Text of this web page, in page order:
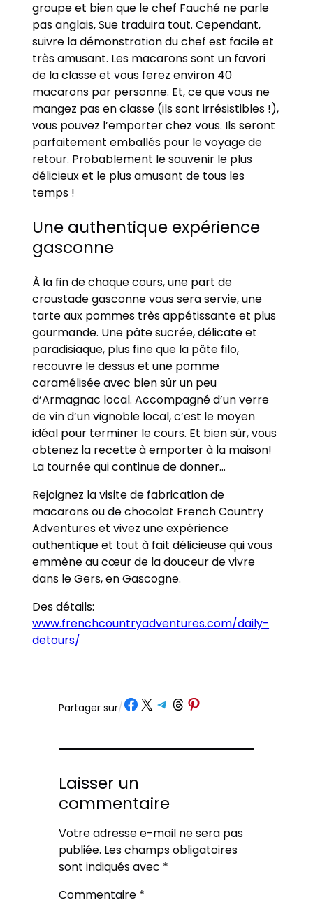
groupe et bien que le chef Fauché ne parle
pas anglais, Sue traduira tout. Cependant,
suivre la démonstration du chef est facile et
très amusant. Les macarons sont un favori
de la classe et vous ferez environ 40
macarons par personne. Et, ce que vous ne
mangez pas en classe (ils sont irrésistibles !),
vous pouvez l’emporter chez vous. Ils seront
parfaitement emballés pour le voyage de
retour. Probablement le souvenir le plus
délicieux et le plus amusant de tous les
temps !
Une authentique expérience
gasconne
À la fin de chaque cours, une part de
croustade gasconne vous sera servie, une
tarte aux pommes très appétissante et plus
gourmande. Une pâte sucrée, délicate et
paradisiaque, plus fine que la pâte filo,
recouvre le dessus et une pomme
caramélisée avec bien sûr un peu
d’Armagnac local. Accompagné d’un verre
de vin d’un vignoble local, c’est le moyen
idéal pour terminer le cours. Et bien sûr, vous
obtenez la recette à emporter à la maison!
La tournée qui continue de donner…
Rejoignez la visite de fabrication de
macarons ou de chocolat French Country
Adventures et vivez une expérience
authentique et tout à fait délicieuse qui vous
emmène au cœur de la douceur de vivre
dans le Gers, en Gascogne.
Des détails:
www.frenchcountryadventures.com/daily-
detours/
Partager sur/ Partager sur Facebook
Partager sur X Partager sur Telegram
Partager sur Threads
Partager sur Pinterest
Laisser un
commentaire
Votre adresse e-mail ne sera pas
publiée. Les champs obligatoires
sont indiqués avec *
Commentaire *